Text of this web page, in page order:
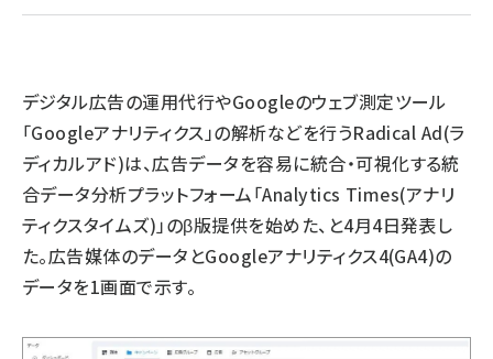
デジタル広告の運用代行やGoogleのウェブ測定ツール
「Googleアナリティクス」の解析などを行うRadical Ad(ラ
ディカルアド)は、広告データを容易に統合・可視化する統
合データ分析プラットフォーム「Analytics Times(アナリ
ティクスタイムズ)」のβ版提供を始めた、と4月4日発表し
た。広告媒体のデータとGoogleアナリティクス4(GA4)の
データを1画面で示す。